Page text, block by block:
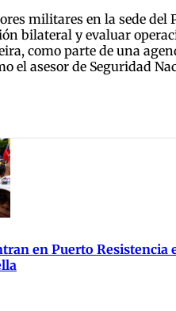
militares en la sede
bilateral y evaluar
como parte de una
el asesor de Seguridad
en Puerto Resistencia